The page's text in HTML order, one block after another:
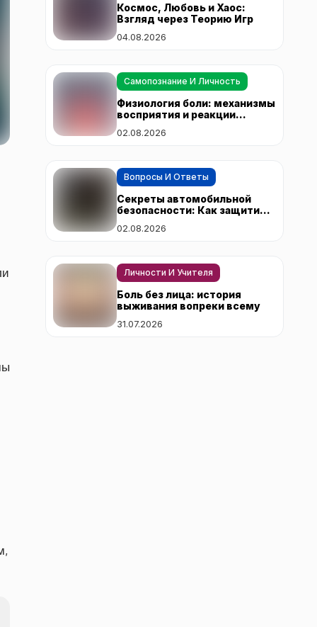
Космос, Любовь и Хаос:
Взгляд через Теорию Игр
04.08.2026
Самопознание И Личность
Физиология боли: механизмы
восприятия и реакции
02.08.2026
Вопросы И Ответы
Секреты автомобильной
безопасности: Как защитить
угонщиков
02.08.2026
Личности И Учителя
Боль без лица: история
выживания вопреки всему
31.07.2026